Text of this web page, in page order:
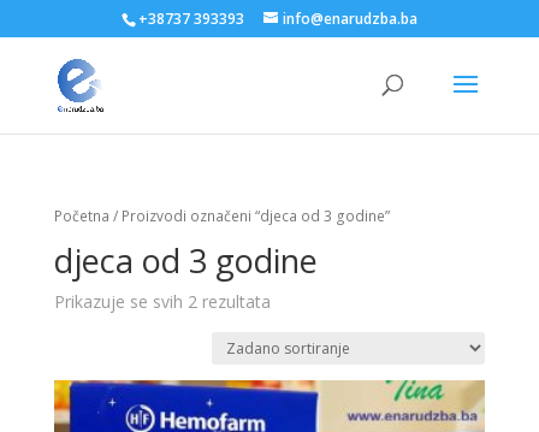
+38737 393393 info@enarudzba.ba
Početna / Proizvodi označeni “djeca od 3 godine”
djeca od 3 godine
Prikazuje se svih 2 rezultata